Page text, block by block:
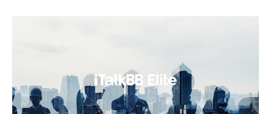
养老 非盈利组织